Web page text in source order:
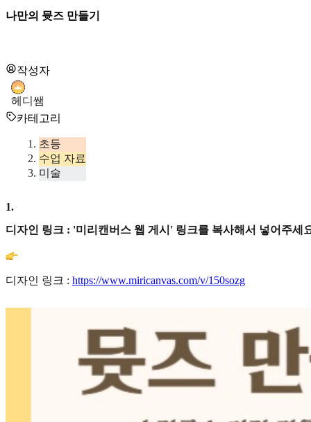
나만의 뮷즈 만들기
작성자
헤디쌤
카테고리
초등
수업 자료
미술
1.
디자인 링크 : '미리캔버스 웹 게시' 링크를 복사해서 넣어주세
디자인 링크 : https://www.miricanvas.com/v/150sozg